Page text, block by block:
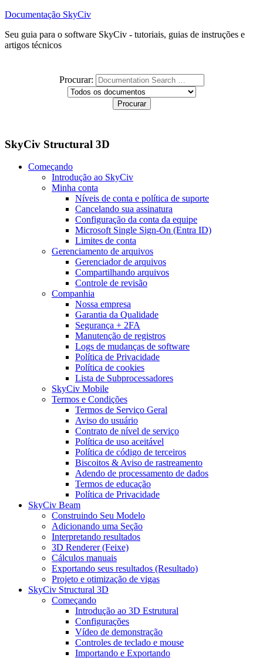
Documentação SkyCiv
Seu guia para o software SkyCiv - tutoriais, guias de instruções e
artigos técnicos
Procurar:
SkyCiv Structural 3D
Começando
Introdução ao SkyCiv
Minha conta
Níveis de conta e política de suporte
Cancelando sua assinatura
Configuração da conta da equipe
Microsoft Single Sign-On (Entra ID)
Limites de conta
Gerenciamento de arquivos
Gerenciador de arquivos
Compartilhando arquivos
Controle de revisão
Companhia
Nossa empresa
Garantia da Qualidade
Segurança + 2FA
Manutenção de registros
Logs de mudanças de software
Política de Privacidade
Política de cookies
Lista de Subprocessadores
SkyCiv Mobile
Termos e Condições
Termos de Serviço Geral
Aviso do usuário
Contrato de nível de serviço
Política de uso aceitável
Política de código de terceiros
Biscoitos & Aviso de rastreamento
Adendo de processamento de dados
Termos de educação
Política de Privacidade
SkyCiv Beam
Construindo Seu Modelo
Adicionando uma Seção
Interpretando resultados
3D Renderer (Feixe)
Cálculos manuais
Exportando seus resultados (Resultado)
Projeto e otimização de vigas
SkyCiv Structural 3D
Começando
Introdução ao 3D Estrutural
Configurações
Vídeo de demonstração
Controles de teclado e mouse
Importando e Exportando